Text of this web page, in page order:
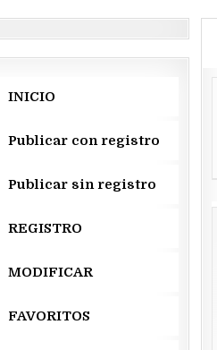
INICIO
Publicar con registro
Publicar sin registro
REGISTRO
MODIFICAR
FAVORITOS